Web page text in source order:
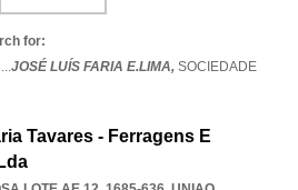
for:
JOSÉ LUÍS FARIA E.LIMA, SOCIEDADE
Tavares - Ferragens E